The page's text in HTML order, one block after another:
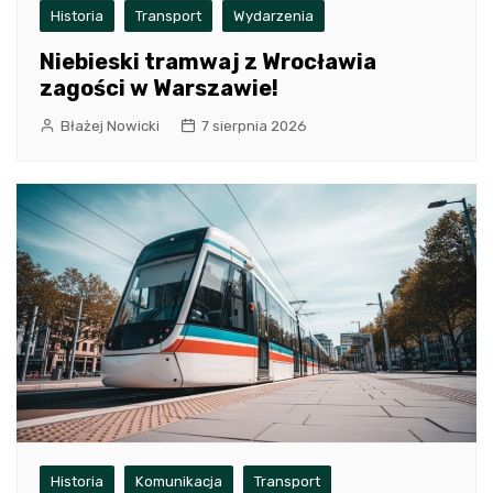
Historia Transport Wydarzenia
Niebieski tramwaj z Wrocławia
zagości w Warszawie!
Błażej Nowicki 7 sierpnia 2026
Historia Komunikacja Transport